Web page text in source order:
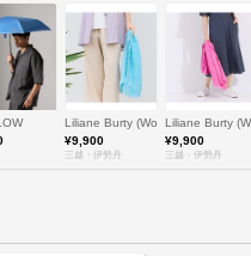
Liliane Burty (Women/大きいサイ
¥9,900
三越・伊勢丹
Liliane Burty
¥9,900
三越・伊勢丹